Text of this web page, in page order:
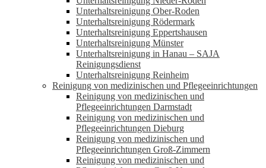
Unterhaltsreinigung Ober-Roden
Unterhaltsreinigung Rödermark
Unterhaltsreinigung Eppertshausen
Unterhaltsreinigung Münster
Unterhaltsreinigung in Hanau – SAJA
Reinigungsdienst
Unterhaltsreinigung Reinheim
Reinigung von medizinischen und Pflegeeinrichtungen
Reinigung von medizinischen und
Pflegeeinrichtungen Darmstadt
Reinigung von medizinischen und
Pflegeeinrichtungen Dieburg
Reinigung von medizinischen und
Pflegeeinrichtungen Groß-Zimmern
Reinigung von medizinischen und